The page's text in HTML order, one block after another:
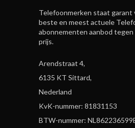
Telefoonmerken staat garant
beste en meest actuele
abonnementen aanbod
prijs.
Arendstraat 4,
6135 KT Sittard,
Nederland
KvK-nummer: 81831153
BTW-nummer: